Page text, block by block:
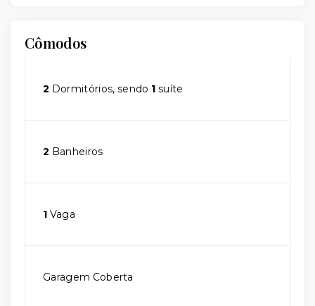
Cômodos
2 Dormitórios, sendo 1 suíte
2 Banheiros
1 Vaga
Garagem Coberta